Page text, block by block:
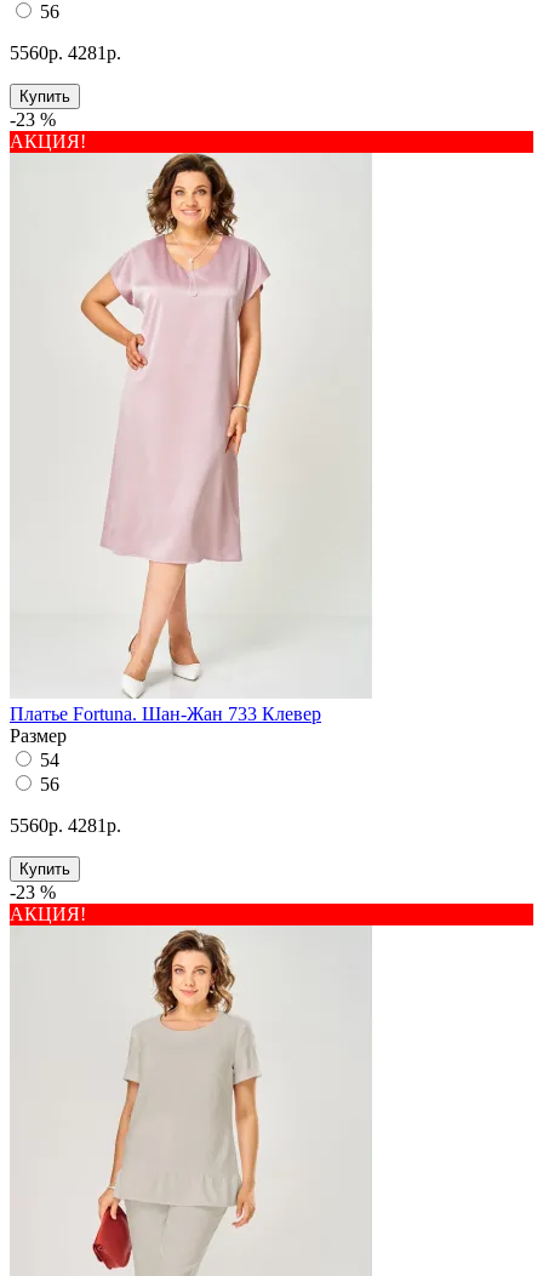
56
5560р. 4281р.
Купить
-23 %
АКЦИЯ!
Платье Fortuna. Шан-Жан 733 Клевер
Размер
54
56
5560р. 4281р.
Купить
-23 %
АКЦИЯ!